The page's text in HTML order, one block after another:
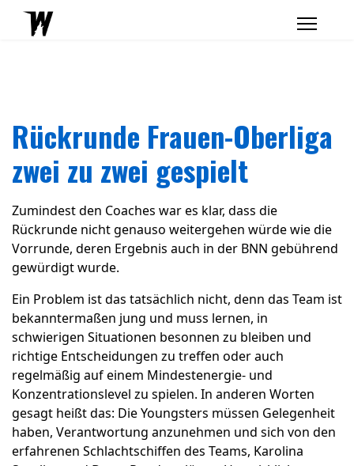
Rückrunde Frauen-Oberliga
zwei zu zwei gespielt
Zumindest den Coaches war es klar, dass die
Rückrunde nicht genauso weitergehen würde wie die
Vorrunde, deren Ergebnis auch in der BNN gebührend
gewürdigt wurde.
Ein Problem ist das tatsächlich nicht, denn das Team ist
bekanntermaßen jung und muss lernen, in
schwierigen Situationen besonnen zu bleiben und
richtige Entscheidungen zu treffen oder auch
regelmäßig auf einem Mindestenergie- und
Konzentrationslevel zu spielen. In anderen Worten
gesagt heißt das: Die Youngsters müssen Gelegenheit
haben, Verantwortung anzunehmen und sich von den
erfahrenen Schlachtschiffen des Teams, Karolina